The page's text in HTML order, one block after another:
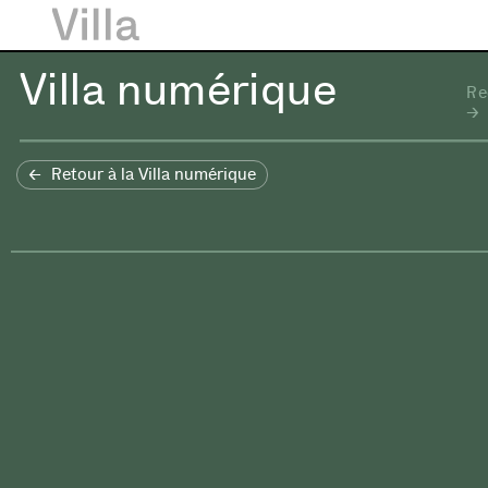
Villa numérique
Retour à la Villa numérique